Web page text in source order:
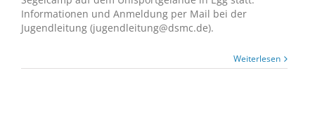
Informationen und Anmeldung per Mail bei der
Jugendleitung (jugendleitung@dsmc.de).
Weiterlesen